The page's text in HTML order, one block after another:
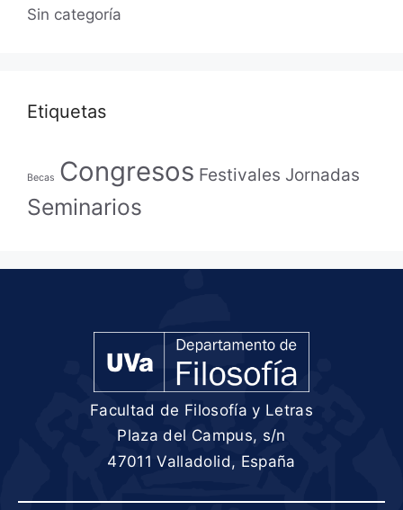
Sin categoría
Etiquetas
Becas Congresos Festivales Jornadas
Seminarios
Facultad de Filosofía y Letras
Plaza del Campus, s/n
47011 Valladolid, España